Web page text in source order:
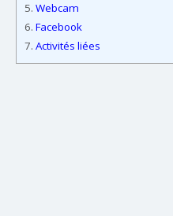
5. Webcam
6. Facebook
7. Activités liées